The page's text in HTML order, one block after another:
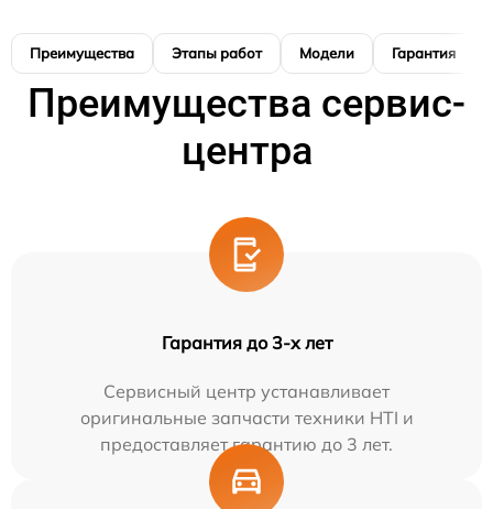
Преимущества Этапы работ Модели Гарантия
Преимущества сервис-
центра
Гарантия до 3-х лет
Сервисный центр устанавливает
оригинальные запчасти техники HTI и
предоставляет гарантию до 3 лет.